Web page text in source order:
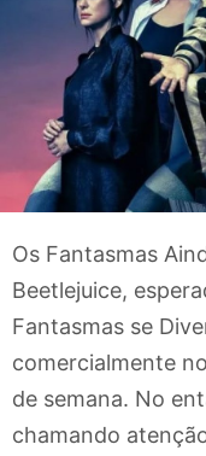
Os Fantasmas
Beetlejuice,
Fantasmas se
comercialmente
de semana. No
chamando